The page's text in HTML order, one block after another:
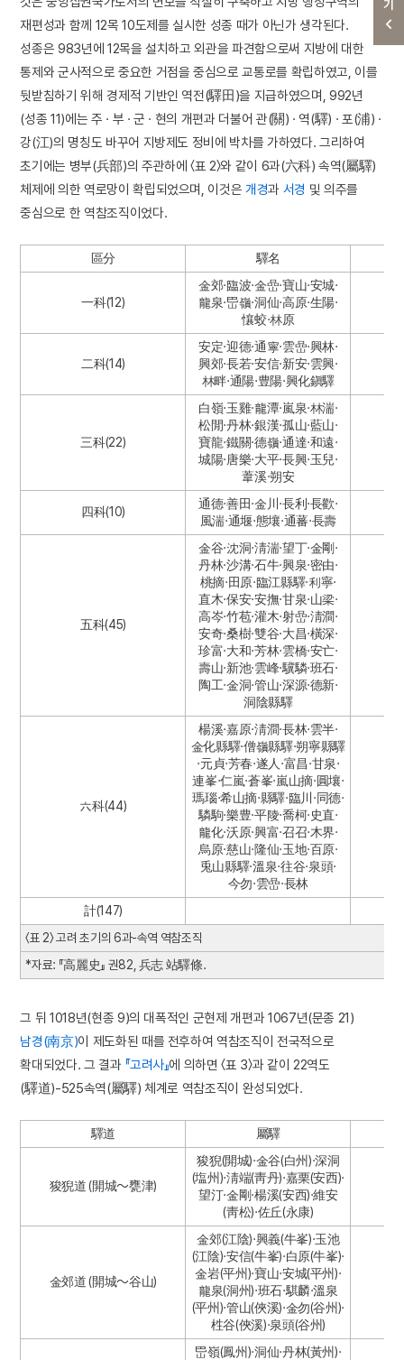
재편성과 함께 12목 10도제를 실시한 성종 때가 아닌가 생각된다.
성종은 983년에 12목을 설치하고 외관을 파견함으로써 지방에 대한
통제와 군사적으로 중요한 거점을 중심으로 교통로를 확립하였고, 이를
뒷받침하기 위해 경제적 기반인 역전(驛田)을 지급하였으며, 992년
(성종 11)에는 주 · 부 · 군 · 현의 개편과 더불어 관(關) · 역(驛) · 포(浦) ·
강(江)의 명칭도 바꾸어 지방제도 정비에 박차를 가하였다. 그리하여
초기에는 병부(兵部)의 주관하에 〈표 2〉와 같이 6과(六科) 속역(屬驛)
체제에 의한 역로망이 확립되었으며, 이것은개경과 서경 및 의주를
중심으로 한 역참조직이었다.
區分 驛名
一科(12)
金郊·臨波·金嵒·寶山·安城·
龍泉·岊嶺·洞仙·高原·生陽·
懹蛟·林原
二科(14)
安定·迎德·通寧·雲嵒·興林·
興郊·長若·安信·新安·雲興·
林畔·通陽·豊陽·興化鎭驛
三科(22)
白嶺·玉雞·龍潭·嵐泉·林湍·
松閒·丹林·銀漢·孤山·藍山·
寶龍·鐵關·德嶺·通達·和遠·
城陽·唐樂·大平·長興·玉兒·
葦溪·朔安
四科(10)
通德·善田·金川·長利·長歡·
風湍·通堰·態壤·通蕃·長壽
五科(45)
金谷·沈洞·淸湍·望丁·金剛·
丹林·沙溝·石牛·興泉·密由·
桃摘·田原·臨江縣驛·利寧·
直木·保安·安撫·甘泉·山梁·
高岑·竹苞·灌木·射嵒·淸澗·
安奇·桑樹·雙谷·大昌·橫深·
珍富·大和·芳林·雲橋·安亡·
壽山·新池·雲峰·驥驎·班石·
陶工·金洞·管山·深源·德新·
洞陰縣驛
六科(44)
楊溪·嘉原·淸澗·長林·雲半·
金化縣驛·僧嶺縣驛·朔寧縣驛
·元貞·芳春·遂人·富昌·甘泉·
連峯·仁嵐·蒼峯·嵐山摘·圓壤·
瑪瑙·希山摘·縣驛·臨川·同德·
驎駒·樂豊·平陵·喬柯·史直·
龍化·沃原·興富·召召·木界·
烏原·慈山·隆仙·玉地·百原·
兎山縣驛·溫泉·往谷·泉頭·
今勿·雲嵒·長林
計(147)
〈표 2〉 고려 초기의 6과-속역 역참조직
*자료: 『高麗史』 권82, 兵志 站驛條.
그 뒤 1018년(현종 9)의 대폭적인 군현제 개편과 1067년(문종 21)
남경(南京)이 제도화된 때를 전후하여 역참조직이 전국적으로
확대되었다. 그 결과 『고려사』에 의하면 〈표 3〉과 같이 22역도
(驛道)-525속역(屬驛) 체계로 역참조직이 완성되었다.
驛道 屬驛
狻猊道 (開城～甕津)
狻猊(開城)·金谷(白州)·深洞
(塩州)·淸端(靑丹)·嘉栗(安西)·
望汀·金剛·楊溪(安西)·維安
(靑松)·佐丘(永康)
金郊道 (開城～谷山)
金郊(江陰)·興義(牛峯)·玉池
(江陰)·安信(牛峯)·白原(牛峯)·
金岩(平州)·寶山·安城(平州)·
龍泉(洞州)·班石·騏麟·溫泉
(平州)·管山(俠溪)·金勿(谷州)·
栍谷(俠溪)·泉頭(谷州)
岊嶺(鳳州)·洞仙·丹林(黃州)·